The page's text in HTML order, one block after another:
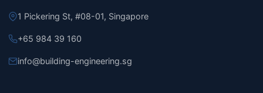
1 Pickering St, #08-01, Singapore
+65 984 39 160
info@building-engineering.sg